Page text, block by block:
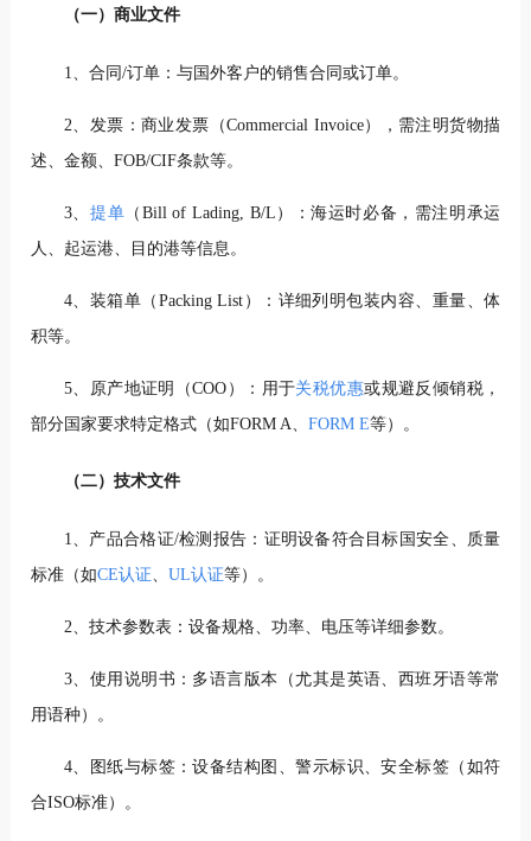
（一）商业文件
1、合同/订单：与国外客户的销售合同或订单。
2、发票：商业发票（Commercial Invoice），需注明货物描
述、金额、FOB/CIF条款等。
3、 提单 （Bill of Lading, B/L）：海运时必备，需注明承运
人、起运港、目的港等信息。
4、装箱单（Packing List）：详细列明包装内容、重量、体
积等。
5、原产地证明（COO）：用于关税优惠或规避反倾销税，
部分国家要求特定格式（如FORM A、 FORM E等）。
（二）技术文件
1、产品合格证/检测报告：证明设备符合目标国安全、质量
标准（如CE认证 UL认证等）。
2、技术参数表：设备规格、功率、电压等详细参数。
3、使用说明书：多语言版本（尤其是英语、西班牙语等常
用语种）。
4、图纸与标签：设备结构图、警示标识、安全标签（如符
合ISO标准）。